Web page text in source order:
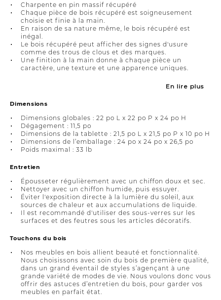
Charpente en pin massif récupéré
Chaque pièce de bois récupéré est soigneusement
choisie et finie à la main.
En raison de sa nature même, le bois récupéré est
inégal.
Le bois récupéré peut afficher des signes d'usure
comme des trous de clous et des marques.
Une finition à la main donne à chaque pièce un
caractère, une texture et une apparence uniques.
En lire plus
Dimensions
Dimensions globales : 22 po L x 22 po P x 24 po H
Dégagement : 11,5 po
Dimensions de la tablette : 21,5 po L x 21,5 po P x 10 po H
Dimensions de l’emballage : 24 po x 24 po x 26,5 po
Poids maximal : 33 lb
Entretien
Épousseter régulièrement avec un chiffon doux et sec.
Nettoyer avec un chiffon humide, puis essuyer.
Éviter l'exposition directe à la lumière du soleil, aux
sources de chaleur et aux accumulations de liquide.
Il est recommandé d'utiliser des sous-verres sur les
surfaces et des feutres sous les articles décoratifs.
Touchons du bois
Nos meubles en bois allient beauté et fonctionnalité.
Nous choisissons avec soin du bois de première qualité,
dans un grand éventail de styles s’agençant à une
grande variété de modes de vie. Nous voulons donc vous
offrir des astuces d’entretien du bois, pour garder vos
meubles en parfait état.